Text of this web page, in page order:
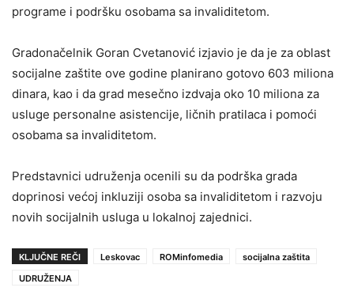
programe i podršku osobama sa invaliditetom.
Gradonačelnik Goran Cvetanović izjavio je da je za oblast
socijalne zaštite ove godine planirano gotovo 603 miliona
dinara, kao i da grad mesečno izdvaja oko 10 miliona za
usluge personalne asistencije, ličnih pratilaca i pomoći
osobama sa invaliditetom.
Predstavnici udruženja ocenili su da podrška grada
doprinosi većoj inkluziji osoba sa invaliditetom i razvoju
novih socijalnih usluga u lokalnoj zajednici.
KLJUČNE REČI Leskovac ROMinfomedia
socijalna zaštita
UDRUŽENJA